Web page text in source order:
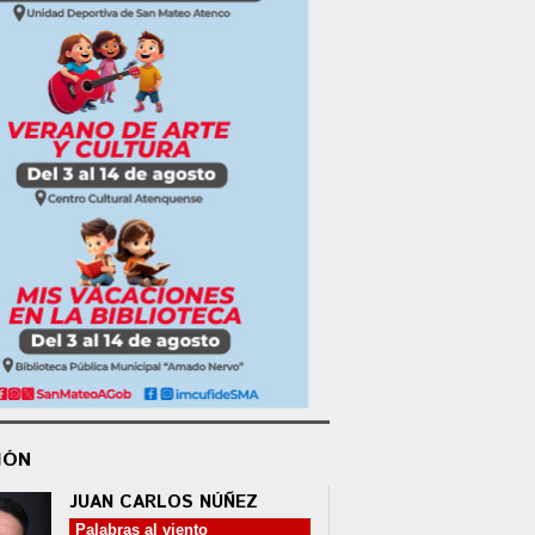
JUAN CARLOS NÚÑEZ
Palabras al viento